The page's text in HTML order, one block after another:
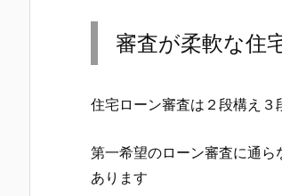
審査が柔軟な住
住宅ローン審査は２段構え
第一希望のローン審査に通
あります